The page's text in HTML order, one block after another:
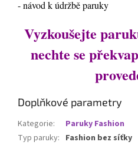
- návod k údržbě paruky
Vyzkoušejte
nechte se
Doplňkové parametry
Kategorie:
Paruky Fashion
Typ paruky: Fashion bez síťky